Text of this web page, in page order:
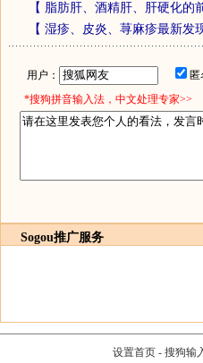
【 脂肪肝、酒精肝、肝硬化的
【 湿疹、皮炎、荨麻疹最新发
用户：
*搜狗拼音输入法，中文处理专家>>
Sogou推广服务
设置首页- 搜狗输